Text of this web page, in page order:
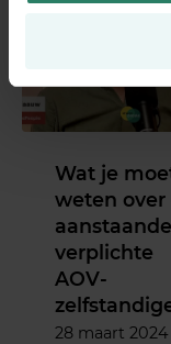
Wat je
weten over
aanstaande
verplichte
AOV-
28 maart 2024